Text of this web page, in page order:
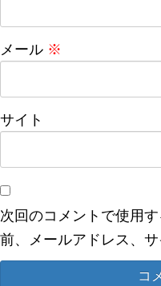
メール ※
サイト
次回のコメントで使用
前、メールアドレス、サ